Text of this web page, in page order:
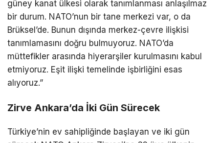
güney kanat ülkesi olarak tanımlanması anlaşılmaz
bir durum. NATO’nun bir tane merkezi var, o da
Brüksel’de. Bunun dışında merkez-çevre ilişkisi
tanımlamasını doğru bulmuyoruz. NATO’da
müttefikler arasında hiyerarşiler kurulmasını kabul
etmiyoruz. Eşit ilişki temelinde işbirliğini esas
alıyoruz.”
Zirve Ankara’da İki Gün Sürecek
Türkiye’nin ev sahipliğinde başlayan ve iki gün